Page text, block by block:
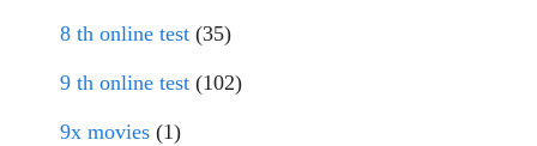
8 th online test (35)
9 th online test (102)
9x movies (1)